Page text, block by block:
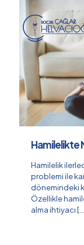
Hamilelikte
Hamilelik
problemi ile
dönemindeki
Özellikle
alma ihtiyacı